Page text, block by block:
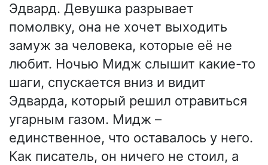
Эдвард. Девушка разрывает
помолвку, она не хочет выходить
замуж за человека, которые её не
любит. Ночью Мидж слышит какие-то
шаги, спускается вниз и видит
Эдварда, который решил отравиться
угарным газом. Мидж –
единственное, что оставалось у него.
Как писатель, он ничего не стоил, а